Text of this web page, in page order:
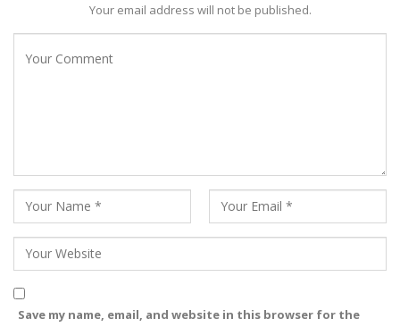
Your email address will not be published.
Save my name, email, and website in this browser for the